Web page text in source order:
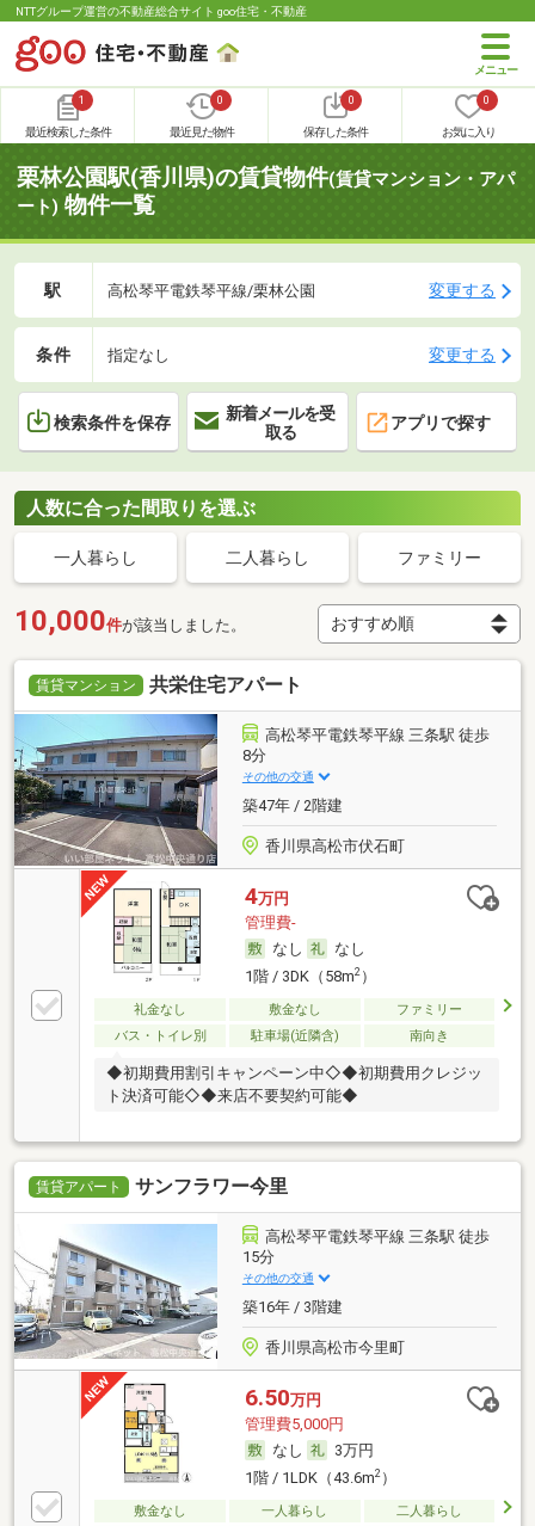
NTTグループ運営の不動産総合サイト goo住宅・不動産
1
最近検索した条件
0
最近見た物件
0
保存した条件
0
お気に入り
栗林公園駅(香川県)の賃貸物件(賃貸マンション・アパ
ート) 物件一覧
駅 高松琴平電鉄琴平線/栗林公園 変更する
条件 指定なし 変更する
検索条件を保存
新着メールを受
取る
アプリで探す
人数に合った間取りを選ぶ
一人暮らし 二人暮らし ファミリー
10,000件が該当しました。
賃貸マンション 共栄住宅アパート
高松琴平電鉄琴平線 三条駅 徒歩
8分
その他の交通
築47年 / 2階建
香川県高松市伏石町
4万円
管理費-
なし
なし
1階 / 3DK（58m2）
礼金なし 敷金なし
ファミリー
バス・トイレ別
駐車場(近隣含) 南向き
◆初期費用割引キャンペーン中◇◆初期費用クレジッ
ト決済可能◇◆来店不要契約可能◆
賃貸アパート サンフラワー今里
高松琴平電鉄琴平線 三条駅 徒歩
15分
その他の交通
築16年 / 3階建
香川県高松市今里町
6.50万円
管理費5,000円
なし
3万円
1階 / 1LDK（43.6m2）
敷金なし 一人暮らし
二人暮らし